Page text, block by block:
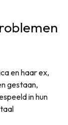
en haar ex,
gestaan,
in hun